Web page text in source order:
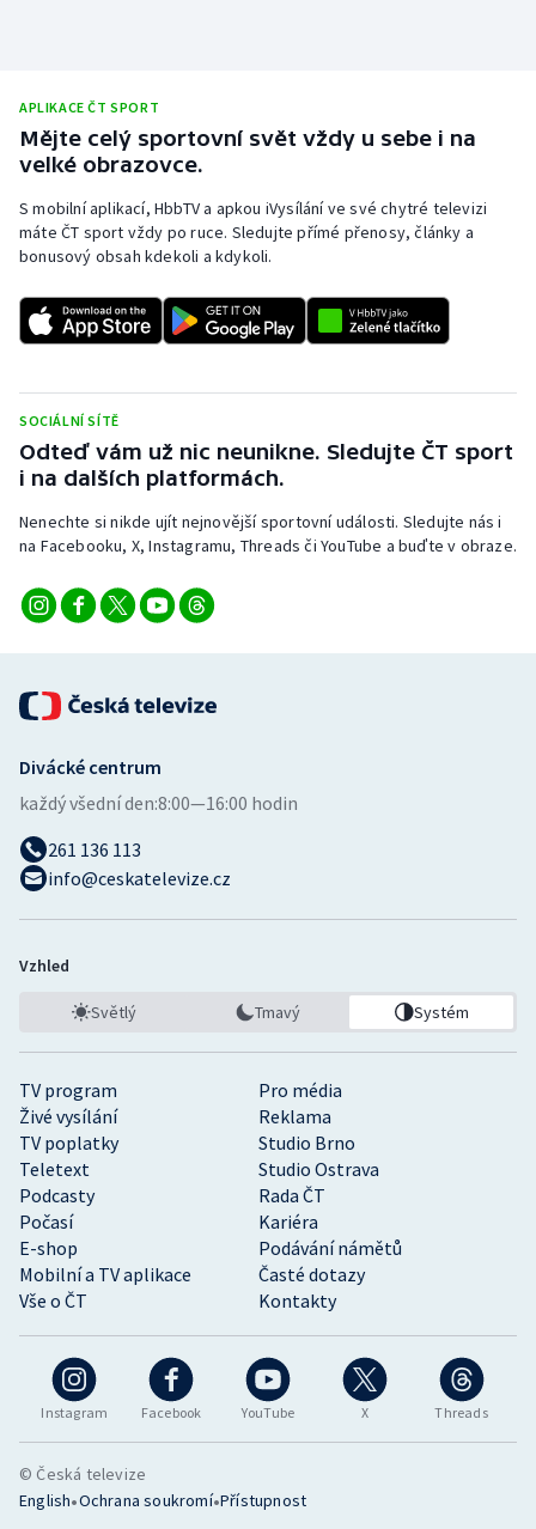
Plážový volejbal
Rychlobruslení
Rychlostní kanoistika
Sportovní střelba
Stolní tenis
Triatlon
Veslování
Volejbal
Ostatní
APLIKACE ČT SPORT
Mějte celý sportovní svět vždy u sebe i na
velké obrazovce.
S mobilní aplikací, HbbTV a apkou iVysílání ve své chytré televizi
máte ČT sport vždy po ruce. Sledujte přímé přenosy, články a
bonusový obsah kdekoli a kdykoli.
SOCIÁLNÍ SÍTĚ
Odteď vám už nic neunikne. Sledujte ČT sport
i na dalších platformách.
Nenechte si nikde ujít nejnovější sportovní události. Sledujte nás i
na Facebooku, X, Instagramu, Threads či YouTube a buďte v obraze.
Instagram Facebook YouTube X Threads
TV program
Pro média
Živé vysílání
Reklama
TV poplatky
Studio Brno
Teletext
Studio Ostrava
Podcasty
Rada ČT
Počasí
Kariéra
E-shop
Podávání námětů
Mobilní a TV aplikace
Časté dotazy
Vše o ČT
Kontakty
Divácké centrum
každý všední den:8:00—16:00 hodin
261 136 113
info@ceskatelevize.cz
Vzhled
Světlý Tmavý Systém
© Česká televize
English•Ochrana soukromí•Přístupnost